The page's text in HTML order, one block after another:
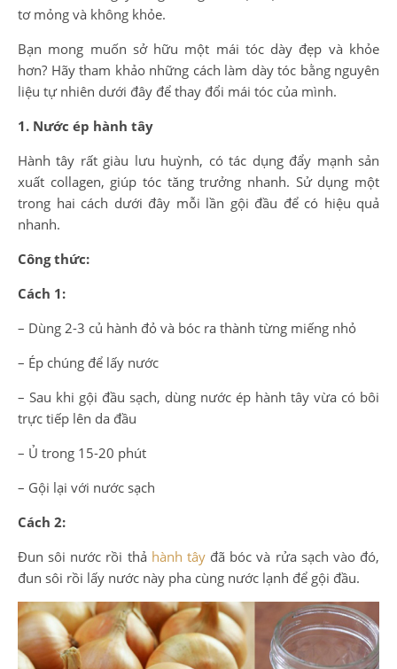
tơ mỏng và không khỏe.
Bạn mong muốn sở hữu một mái tóc dày đẹp và khỏe
hơn? Hãy tham khảo những cách làm dày tóc bằng nguyên
liệu tự nhiên dưới đây để thay đổi mái tóc của mình.
1. Nước ép hành tây
Hành tây rất giàu lưu huỳnh, có tác dụng đẩy mạnh sản
xuất collagen, giúp tóc tăng trưởng nhanh. Sử dụng một
trong hai cách dưới đây mỗi lần gội đầu để có hiệu quả
nhanh.
Công thức:
Cách 1:
– Dùng 2-3 củ hành đỏ và bóc ra thành từng miếng nhỏ
– Ép chúng để lấy nước
– Sau khi gội đầu sạch, dùng nước ép hành tây vừa có bôi
trực tiếp lên da đầu
– Ủ trong 15-20 phút
– Gội lại với nước sạch
Cách 2:
Đun sôi nước rồi thả hành tâyđã bóc và rửa sạch vào đó,
đun sôi rồi lấy nước này pha cùng nước lạnh để gội đầu.